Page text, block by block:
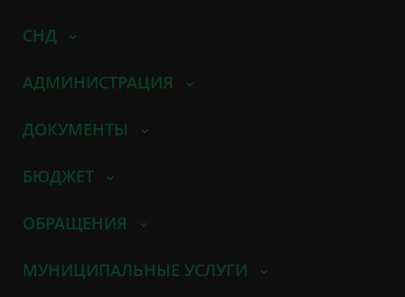
СНД
АДМИНИСТРАЦИЯ
ДОКУМЕНТЫ
БЮДЖЕТ
ОБРАЩЕНИЯ
МУНИЦИПАЛЬНЫЕ УСЛУГИ